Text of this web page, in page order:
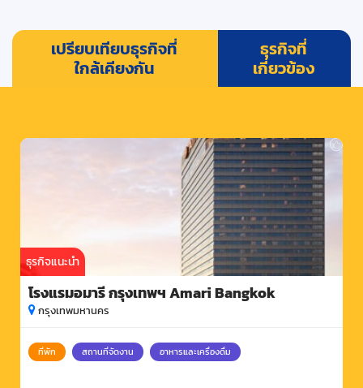
เปรียบเทียบธุรกิจที่
ใกล้เคียงกัน
ธุรกิจที่
เกี่ยวข้อง
ธุรกิจแนะนำ
โรงแรมอมารี กรุงเทพฯ Amari Bangkok
กรุงเทพมหานคร
ที่พัก สถานที่จัดงาน อาหารและเครื่องดื่ม